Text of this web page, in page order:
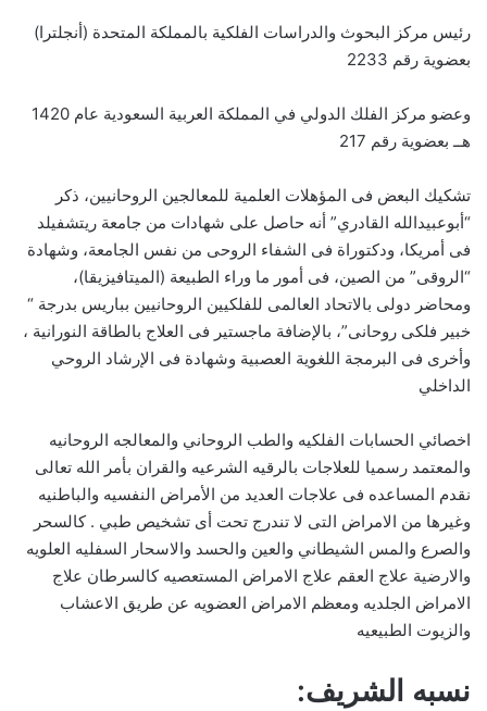
رئيس مركز البحوث والدراسات الفلكية بالمملكة المتحدة (أنجلترا)
بعضوية رقم 2233
وعضو مركز الفلك الدولي في المملكة العربية السعودية عام 1420
هــ بعضوية رقم 217
تشكيك البعض فى المؤهلات العلمية للمعالجين الروحانيين، ذكر
“أبوعبيدالله القادري” أنه حاصل على شهادات من جامعة ريتشفيلد
فى أمريكا، ودكتوراة فى الشفاء الروحى من نفس الجامعة، وشهادة
“الروقى” من الصين، فى أمور ما وراء الطبيعة (الميتافيزيقا)،
ومحاضر دولى بالاتحاد العالمى للفلكيين الروحانيين بباريس بدرجة “
خبير فلكى روحانى”، بالإضافة ماجستير فى العلاج بالطاقة النورانية ،
وأخرى فى البرمجة اللغوية العصبية وشهادة فى الإرشاد الروحي
الداخلي
اخصائي الحسابات الفلكيه والطب الروحاني والمعالجه الروحانيه
والمعتمد رسميا للعلاجات بالرقيه الشرعيه والقران بأمر الله تعالى
نقدم المساعده فى علاجات العديد من الأمراض النفسيه والباطنيه
وغيرها من الامراض التى لا تندرج تحت أى تشخيص طبي . كالسحر
والصرع والمس الشيطاني والعين والحسد والاسحار السفليه العلويه
والارضية علاج العقم علاج الامراض المستعصيه كالسرطان علاج
الامراض الجلديه ومعظم الامراض العضويه عن طريق الاعشاب
والزيوت الطبيعيه
نسبه الشريف: